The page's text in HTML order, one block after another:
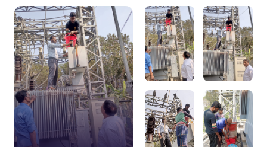
১০৬
দুদক
১০২
দুর্যোগের আগাম বার্তা